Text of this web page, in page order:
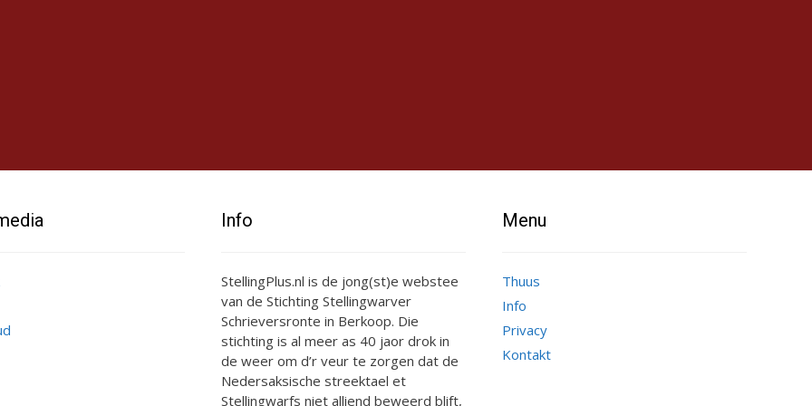
Info
StellingPlus.nl is de jong(st)e webstee
van de Stichting Stellingwarver
Schrieversronte in Berkoop. Die
stichting is al meer as 40 jaor drok in
de weer om d’r veur te zorgen dat de
Nedersaksische streektael et
Stellingwarfs niet alliend beweerd blift,
Menu
Thuus
Info
Privacy
Kontakt